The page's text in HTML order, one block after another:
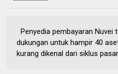
Penyedia pembayaran Nuvei
dukungan untuk hampir 40
kurang dikenal dari siklus